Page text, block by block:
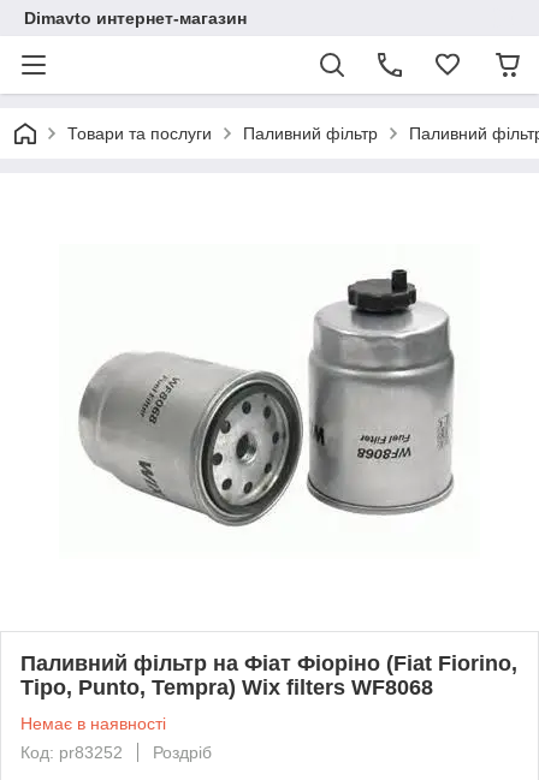
Dimavto интернет-магазин
Товари та послуги Паливний фільтр Паливний
Паливний фільтр на Фіат Фіоріно (Fiat Fiorino,
Tipo, Punto, Tempra) Wix filters WF8068
Немає в наявності
Код: pr83252
Роздріб